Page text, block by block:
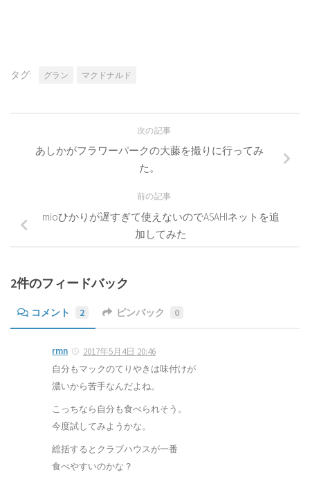
タグ: グラン マクドナルド
次の記事
あしかがフラワーパークの大藤を撮りに行ってみ
た。
前の記事
mioひかりが遅すぎて使えないのでASAHIネットを追
加してみた
2件のフィードバック
コメント 2 ピンバック 0
rmn
2017年5月4日 20:46
自分もマックのてりやきは味付けが
濃いから苦手なんだよね。
こっちなら自分も食べられそう。
今度試してみようかな。
総括するとクラブハウスが一番
食べやすいのかな？